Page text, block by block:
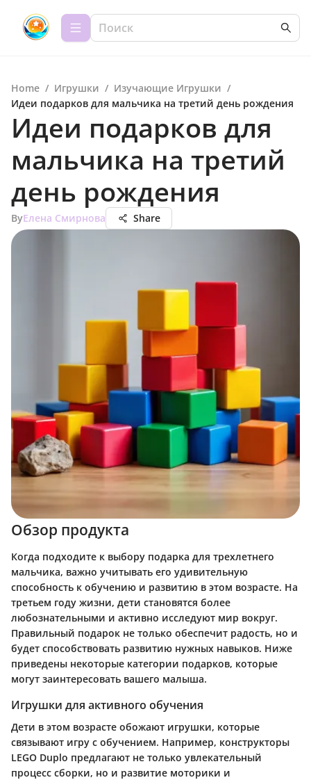
Home / Игрушки / Изучающие Игрушки /
Идеи подарков для мальчика на третий день рождения
Идеи подарков для
мальчика на третий
день рождения
ByЕлена Смирнова Share
Обзор продукта
Когда подходите к выбору подарка для трехлетнего
мальчика, важно учитывать его удивительную
способность к обучению и развитию в этом возрасте. На
третьем году жизни, дети становятся более
любознательными и активно исследуют мир вокруг.
Правильный подарок не только обеспечит радость, но и
будет способствовать развитию нужных навыков. Ниже
приведены некоторые категории подарков, которые
могут заинтересовать вашего малыша.
Игрушки для активного обучения
Дети в этом возрасте обожают игрушки, которые
связывают игру с обучением. Например, конструкторы
LEGO Duplo предлагают не только увлекательный
процесс сборки, но и развитие моторики и